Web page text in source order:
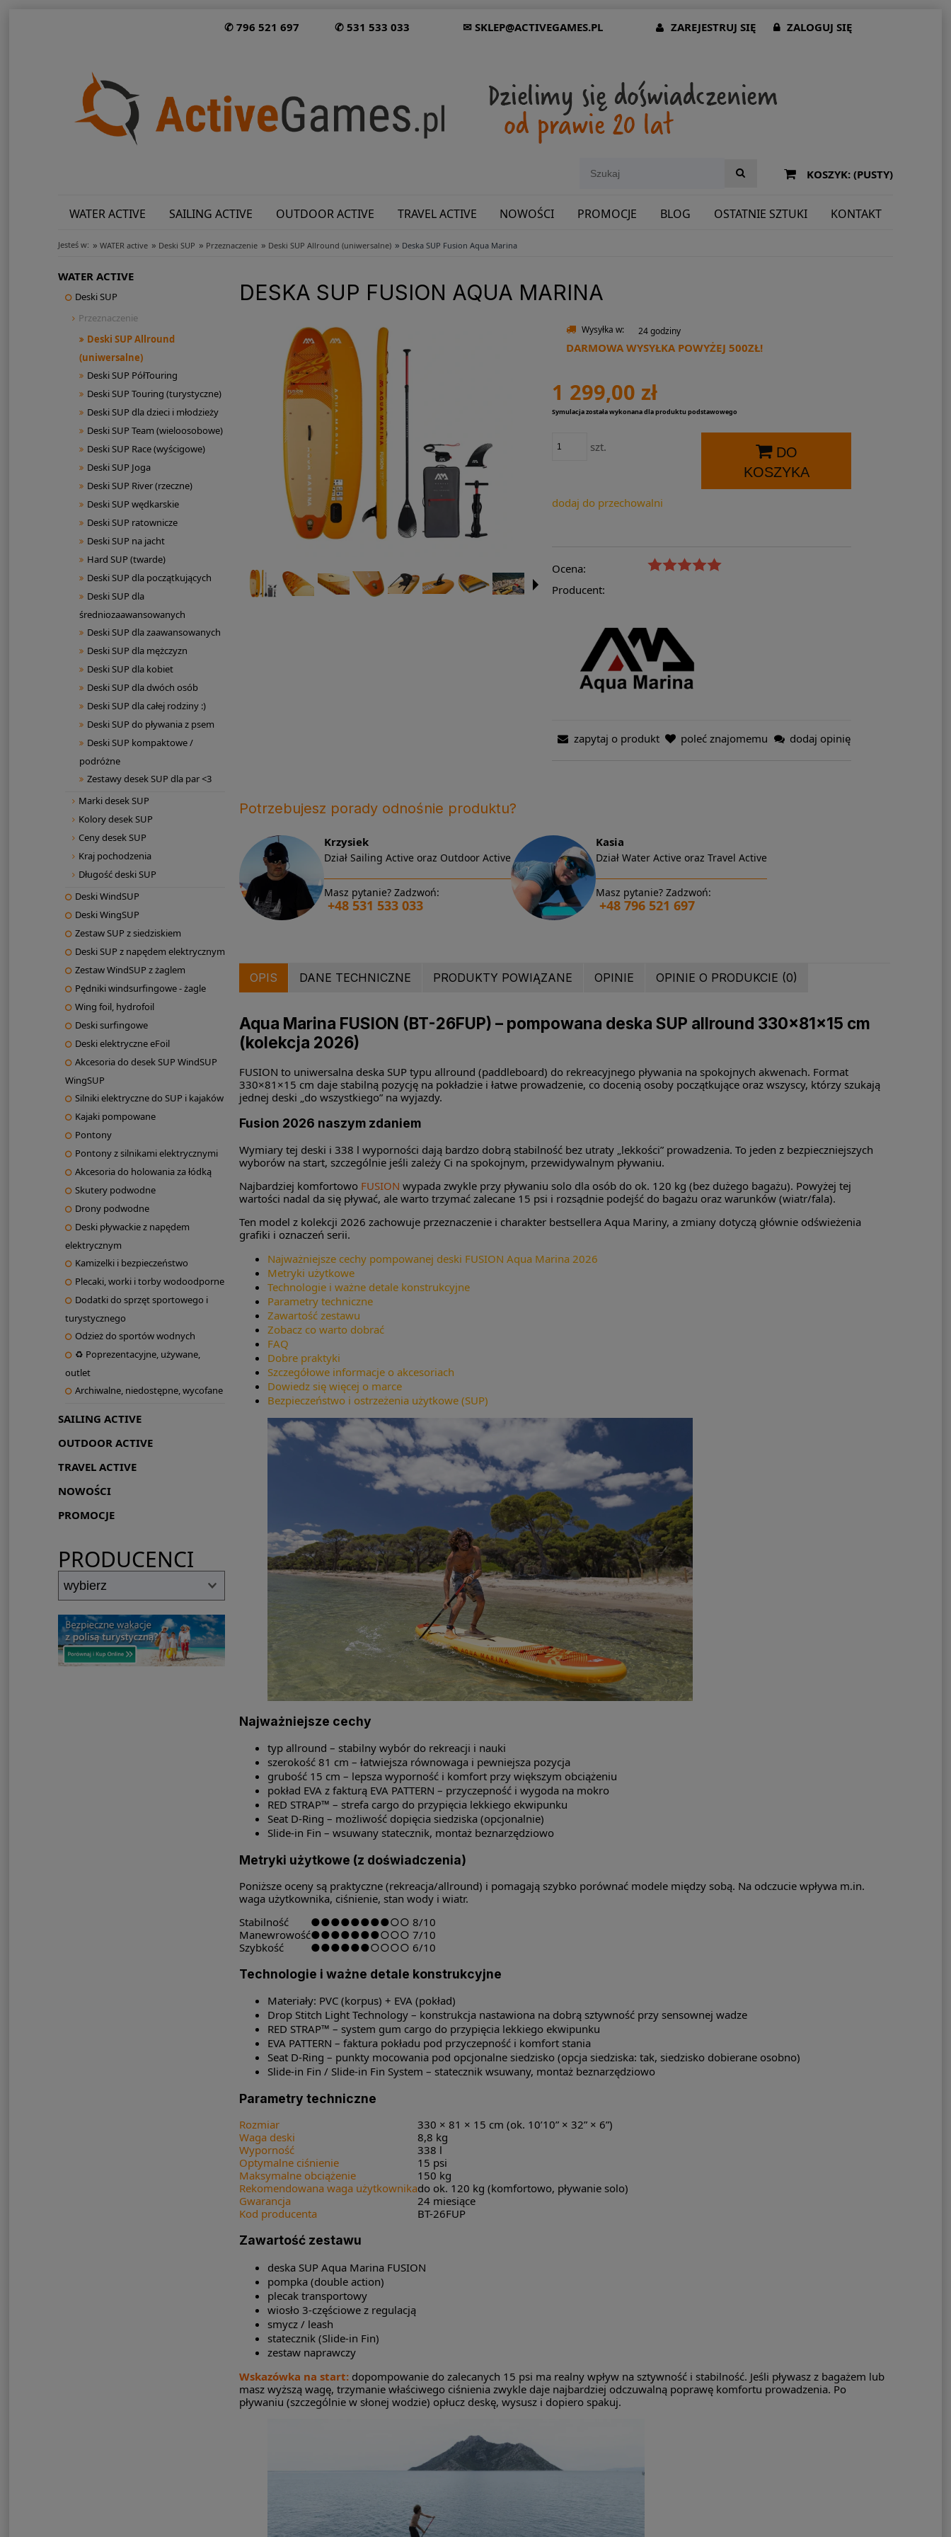
✆ 796 521 697 ✆ 531 533 033 ✉ SKLEP@ACTIVEGAMES.PL ZAREJESTRUJ SIĘ ZALOGUJ SIĘ
KOSZYK: (PUSTY)
WATER ACTIVE SAILING ACTIVE OUTDOOR ACTIVE TRAVEL ACTIVE NOWOŚCI PROMOCJE BLOG OSTATNIE SZTUKI KONTAKT
SHOWROOM: ODWIEDŹ NAS NA ŚLĄSKU!
Jesteś w: » WATER active » Deski SUP » Przeznaczenie » Deski SUP Allround (uniwersalne) » Deska SUP Fusion Aqua Marina
WATER ACTIVE
Deski SUP
Przeznaczenie
Deski SUP Allround
(uniwersalne)
Deski SUP PółTouring
Deski SUP Touring (turystyczne)
Deski SUP dla dzieci i młodzieży
Deski SUP Team (wieloosobowe)
Deski SUP Race (wyścigowe)
Deski SUP Joga
Deski SUP River (rzeczne)
Deski SUP wędkarskie
Deski SUP ratownicze
Deski SUP na jacht
Hard SUP (twarde)
Deski SUP dla początkujących
Deski SUP dla
średniozaawansowanych
Deski SUP dla zaawansowanych
Deski SUP dla mężczyzn
Deski SUP dla kobiet
Deski SUP dla dwóch osób
Deski SUP dla całej rodziny :)
Deski SUP do pływania z psem
Deski SUP kompaktowe /
podróżne
Zestawy desek SUP dla par <3
Marki desek SUP
Kolory desek SUP
Ceny desek SUP
Kraj pochodzenia
Długość deski SUP
Deski WindSUP
Deski WingSUP
Zestaw SUP z siedziskiem
Deski SUP z napędem elektrycznym
Zestaw WindSUP z żaglem
Pędniki windsurfingowe - żagle
Wing foil, hydrofoil
Deski surfingowe
Deski elektryczne eFoil
Akcesoria do desek SUP WindSUP
WingSUP
Silniki elektryczne do SUP i kajaków
Kajaki pompowane
Pontony
Pontony z silnikami elektrycznymi
Akcesoria do holowania za łódką
Skutery podwodne
Drony podwodne
Deski pływackie z napędem
elektrycznym
Kamizelki i bezpieczeństwo
Plecaki, worki i torby wodoodporne
Dodatki do sprzęt sportowego i
turystycznego
Odzież do sportów wodnych
♻ Poprezentacyjne, używane,
outlet
Archiwalne, niedostępne, wycofane
SAILING ACTIVE
OUTDOOR ACTIVE
TRAVEL ACTIVE
NOWOŚCI
PROMOCJE
PRODUCENCI
DESKA SUP FUSION AQUA MARINA
Wysyłka w: 24 godziny
DARMOWA WYSYŁKA POWYŻEJ 500ZŁ!
1 299,00 zł
Symulacja została wykonana dla produktu podstawowego
szt.
DO
KOSZYKA
dodaj do przechowalni
Ocena:
Producent:
zapytaj o produkt poleć znajomemu dodaj opinię
Potrzebujesz porady odnośnie produktu?
Krzysiek
Dział Sailing Active oraz Outdoor Active
Masz pytanie? Zadzwoń:
+48 531 533 033
Kasia
Dział Water Active oraz Travel Active
Masz pytanie? Zadzwoń:
+48 796 521 697
OPIS DANE TECHNICZNE PRODUKTY POWIĄZANE OPINIE OPINIE O PRODUKCIE (0)
Aqua Marina FUSION (BT-26FUP) – pompowana deska SUP allround 330×81×15 cm
(kolekcja 2026)
FUSION to uniwersalna deska SUP typu allround (paddleboard) do rekreacyjnego pływania na spokojnych akwenach. Format
330×81×15 cm daje stabilną pozycję na pokładzie i łatwe prowadzenie, co docenią osoby początkujące oraz wszyscy, którzy szukają
jednej deski „do wszystkiego” na wyjazdy.
Fusion 2026 naszym zdaniem
Wymiary tej deski i 338 l wyporności dają bardzo dobrą stabilność bez utraty „lekkości” prowadzenia. To jeden z bezpieczniejszych
wyborów na start, szczególnie jeśli zależy Ci na spokojnym, przewidywalnym pływaniu.
Najbardziej komfortowo FUSION wypada zwykle przy pływaniu solo dla osób do ok. 120 kg (bez dużego bagażu). Powyżej tej
wartości nadal da się pływać, ale warto trzymać zalecane 15 psi i rozsądnie podejść do bagażu oraz warunków (wiatr/fala).
Ten model z kolekcji 2026 zachowuje przeznaczenie i charakter bestsellera Aqua Mariny, a zmiany dotyczą głównie odświeżenia
grafiki i oznaczeń serii.
Najważniejsze cechy pompowanej deski FUSION Aqua Marina 2026
Metryki użytkowe
Technologie i ważne detale konstrukcyjne
Parametry techniczne
Zawartość zestawu
Zobacz co warto dobrać
FAQ
Dobre praktyki
Szczegółowe informacje o akcesoriach
Dowiedz się więcej o marce
Bezpieczeństwo i ostrzeżenia użytkowe (SUP)
Najważniejsze cechy
typ allround – stabilny wybór do rekreacji i nauki
szerokość 81 cm – łatwiejsza równowaga i pewniejsza pozycja
grubość 15 cm – lepsza wyporność i komfort przy większym obciążeniu
pokład EVA z fakturą EVA PATTERN – przyczepność i wygoda na mokro
RED STRAP™ – strefa cargo do przypięcia lekkiego ekwipunku
Seat D-Ring – możliwość dopięcia siedziska (opcjonalnie)
Slide-in Fin – wsuwany statecznik, montaż beznarzędziowo
Metryki użytkowe (z doświadczenia)
Poniższe oceny są praktyczne (rekreacja/allround) i pomagają szybko porównać modele między sobą. Na odczucie wpływa m.in.
waga użytkownika, ciśnienie, stan wody i wiatr.
Stabilność
●●●●●●●●○○ 8/10
Manewrowość●●●●●●●○○○ 7/10
Szybkość
●●●●●●○○○○ 6/10
Technologie i ważne detale konstrukcyjne
Materiały: PVC (korpus) + EVA (pokład)
Drop Stitch Light Technology – konstrukcja nastawiona na dobrą sztywność przy sensownej wadze
RED STRAP™ – system gum cargo do przypięcia lekkiego ekwipunku
EVA PATTERN – faktura pokładu pod przyczepność i komfort stania
Seat D-Ring – punkty mocowania pod opcjonalne siedzisko (opcja siedziska: tak, siedzisko dobierane osobno)
Slide-in Fin / Slide-in Fin System – statecznik wsuwany, montaż beznarzędziowo
Parametry techniczne
Rozmiar
330 × 81 × 15 cm (ok. 10’10” × 32” × 6”)
Waga deski
8,8 kg
Wyporność
338 l
Optymalne ciśnienie
15 psi
Maksymalne obciążenie
150 kg
Rekomendowana waga użytkownikado ok. 120 kg (komfortowo, pływanie solo)
Gwarancja
24 miesiące
Kod producenta
BT-26FUP
Zawartość zestawu
deska SUP Aqua Marina FUSION
pompka (double action)
plecak transportowy
wiosło 3-częściowe z regulacją
smycz / leash
statecznik (Slide-in Fin)
zestaw naprawczy
Wskazówka na start:dopompowanie do zalecanych 15 psi ma realny wpływ na sztywność i stabilność. Jeśli pływasz z bagażem lub
masz wyższą wagę, trzymanie właściwego ciśnienia zwykle daje najbardziej odczuwalną poprawę komfortu prowadzenia. Po
pływaniu (szczególnie w słonej wodzie) opłucz deskę, wysusz i dopiero spakuj.